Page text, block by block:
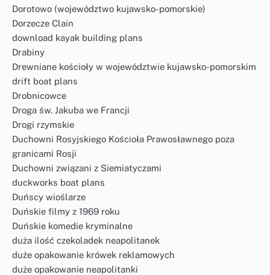
Dorotowo (województwo kujawsko-pomorskie)
Dorzecze Clain
download kayak building plans
Drabiny
Drewniane kościoły w województwie kujawsko-pomorskim
drift boat plans
Drobnicowce
Droga św. Jakuba we Francji
Drogi rzymskie
Duchowni Rosyjskiego Kościoła Prawosławnego poza
granicami Rosji
Duchowni związani z Siemiatyczami
duckworks boat plans
Duńscy wioślarze
Duńskie filmy z 1969 roku
Duńskie komedie kryminalne
duża ilość czekoladek neapolitanek
duże opakowanie krówek reklamowych
duże opakowanie neapolitanki